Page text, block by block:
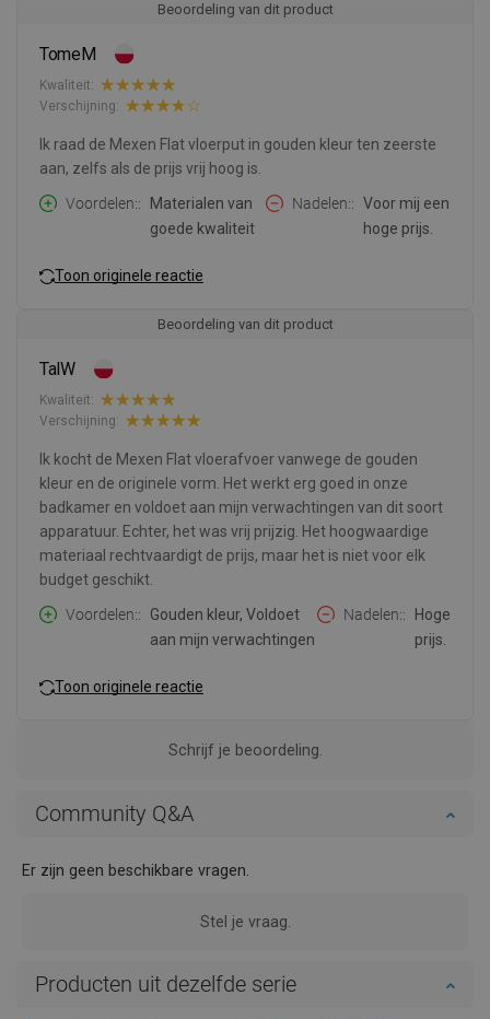
Beoordeling van dit product
TomeM
Kwaliteit:
Verschijning:
Ik raad de Mexen Flat vloerput in gouden kleur ten zeerste
aan, zelfs als de prijs vrij hoog is.
Voordelen:
Materialen van
goede kwaliteit
Nadelen:
Voor mij een
hoge prijs.
Toon originele reactie
Beoordeling van dit product
TalW
Kwaliteit:
Verschijning:
Ik kocht de Mexen Flat vloerafvoer vanwege de gouden
kleur en de originele vorm. Het werkt erg goed in onze
badkamer en voldoet aan mijn verwachtingen van dit soort
apparatuur. Echter, het was vrij prijzig. Het hoogwaardige
materiaal rechtvaardigt de prijs, maar het is niet voor elk
budget geschikt.
Voordelen:
Gouden kleur, Voldoet
aan mijn verwachtingen
Nadelen:
Hoge
prijs.
Toon originele reactie
Schrijf je beoordeling.
Community Q&A
Er zijn geen beschikbare vragen.
Stel je vraag.
Producten uit dezelfde serie